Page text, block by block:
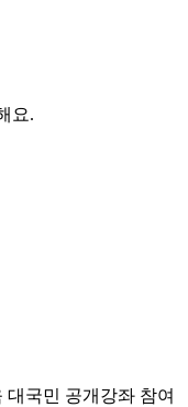
요.
대국민 공개강좌 참여